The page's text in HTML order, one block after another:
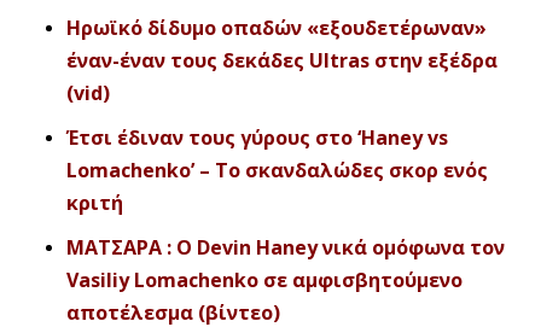
Ηρωϊκό δίδυμο οπαδών «εξουδετέρωναν»
έναν-έναν τους δεκάδες Ultras στην εξέδρα
(vid)
Έτσι έδιναν τους γύρους στο ‘Haney vs
Lomachenko’ – Το σκανδαλώδες σκορ ενός
κριτή
ΜΑΤΣΑΡΑ : Ο Devin Haney νικά ομόφωνα τον
Vasiliy Lomachenko σε αμφισβητούμενο
αποτέλεσμα (βίντεο)